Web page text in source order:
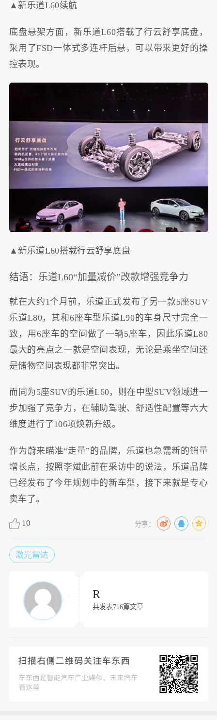
▲新乐道L60续航
底盘悬架方面，新乐道L60搭载了行云舒享底盘，
采用了FSD一体式多连杆后悬，可以带来更好的操
控表现。
▲新乐道L60搭载行云舒享底盘
结语：乐道L60“加量减价”改款增强竞争力
就在大约1个月前，乐道正式发布了另一款5座SUV
乐道L80，其和6座车型乐道L90的车身尺寸完全一
致，用6座车的空间做了一辆5座车，因此乐道L80
最大的亮点之一就是空间表现，无论是乘坐空间还
是储物空间表现都非常突出。
而同为5座SUV的乐道L60，则在中型SUV领域进一
步加强了竞争力，在辅助驾驶、舒适性配置等六大
维度进行了106项焕新升级。
作为蔚来瞄准“走量”的品牌，乐道也急需新的销量
增长点，按照李斌此前在采访中的说法，乐道品牌
已经发布了今年规划中的新车型，接下来就是专心
卖车了。
10 分享：
激光雷达
R
共发表716篇文章